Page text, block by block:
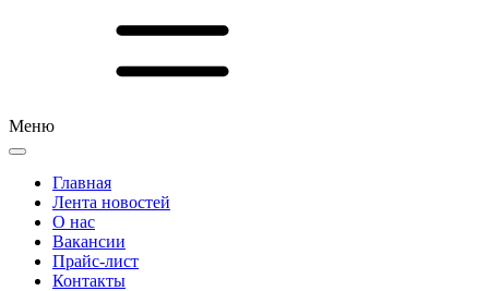
Меню
Главная
Лента новостей
О нас
Вакансии
Прайс-лист
Контакты